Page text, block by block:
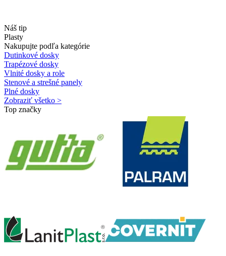
Náš tip
Plasty
Nakupujte podľa kategórie
Dutinkové dosky
Trapézové dosky
Vlnité dosky a role
Stenové a strešné panely
Plné dosky
Zobraziť všetko >
Top značky